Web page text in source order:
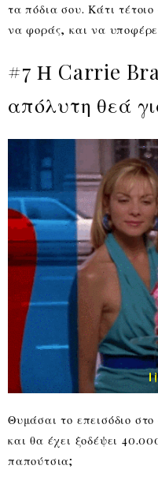
τα πόδια σου. Κάτι
να φοράς, και να
#7 Η Carrie
απόλυτη θεά
Θυμάσαι το επεισόδιο
και θα έχει ξοδέψει
παπούτσια;